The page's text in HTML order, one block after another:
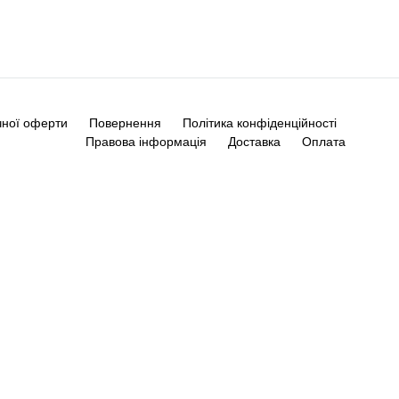
оферти Повернення
Політика конфіденційності
Правова інформація
Доставка Оплата